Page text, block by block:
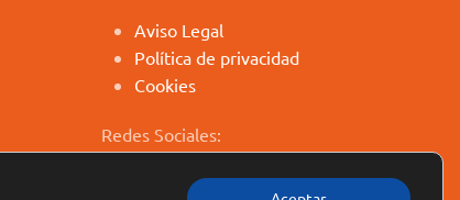
Aviso Legal
Política de privacidad
Cookies
Redes Sociales: